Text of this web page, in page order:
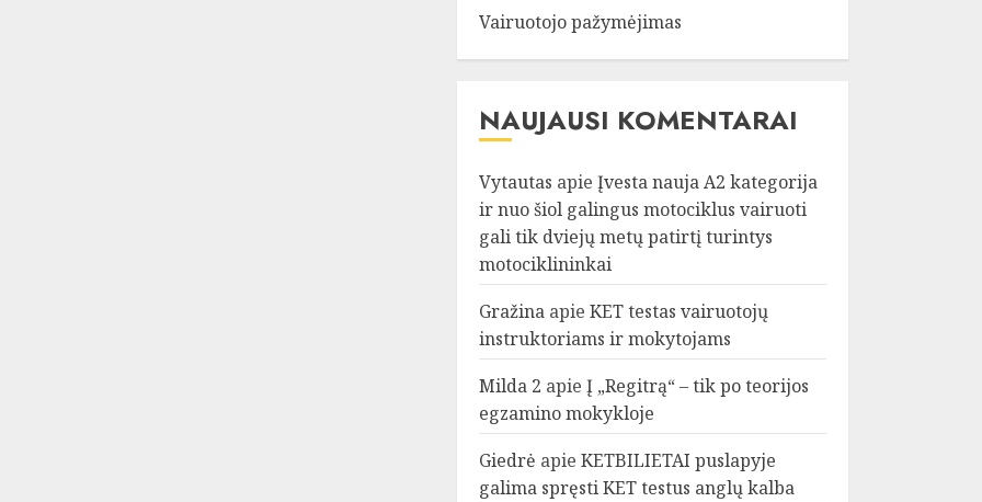
Vairuotojo pažymėjimas
NAUJAUSI KOMENTARAI
Vytautas apieĮvesta nauja A2 kategorija
ir nuo šiol galingus motociklus vairuoti
gali tik dviejų metų patirtį turintys
motociklininkai
Gražina apieKET testas vairuotojų
instruktoriams ir mokytojams
Milda 2 apieĮ „Regitrą“ – tik po teorijos
egzamino mokykloje
Giedrė apieKETBILIETAI puslapyje
galima spręsti KET testus anglų kalba